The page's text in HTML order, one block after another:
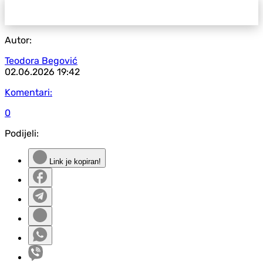
Autor:
Teodora Begović
02.06.2026 19:42
Komentari:
0
Podijeli:
Link je kopiran!